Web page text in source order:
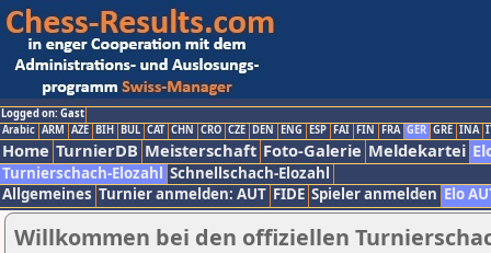
Logged on: Gast
Arabic ARM AZE BIH BUL CAT CHN CRO CZE DEN ENG ESP FAI FIN FRA GER GRE INA
Home TurnierDB Meisterschaft Foto-Galerie Meldekartei
Turnierschach-Elozahl Schnellschach-Elozahl
Allgemeines Turnier anmelden: AUT FIDE Spieler anmelden Elo
Willkommen bei den offiziellen